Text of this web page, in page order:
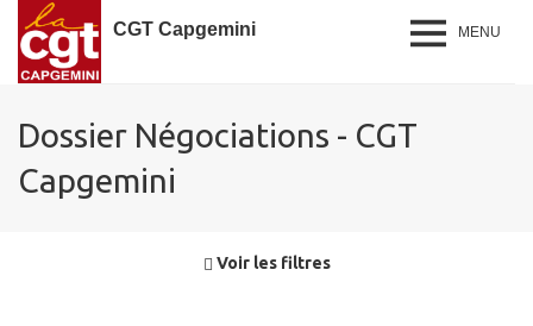
CGT Capgemini MENU
Dossier Négociations - CGT
Capgemini
Voir les filtres